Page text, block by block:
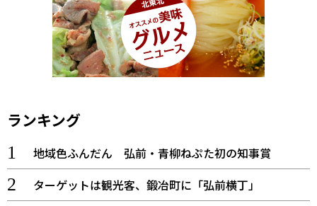
ランキング
地域色ふんだん 弘前・青柳ねぷた初の知事賞
ターゲットは観光客、鍛冶町に「弘前横丁」